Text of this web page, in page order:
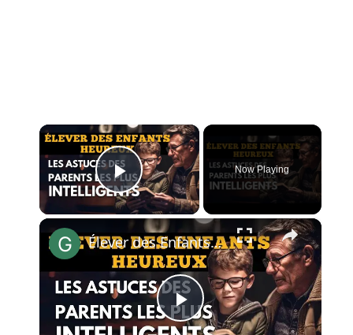
×
Play Video
Now Playing
×
P
Élever des Enfants Heureux : Les Astuces des Parents les Plus Intelligents